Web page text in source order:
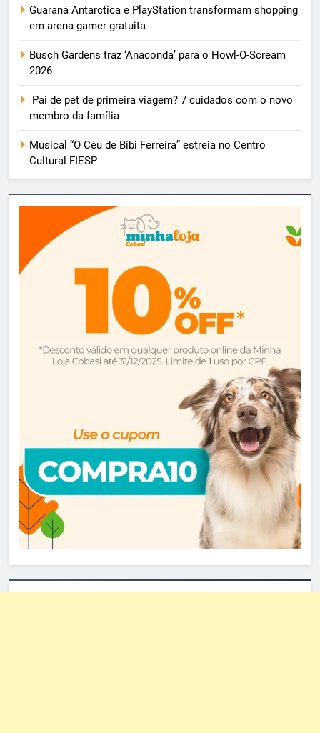
Guaraná Antarctica e PlayStation transformam shopping
em arena gamer gratuita
Busch Gardens traz ‘Anaconda’ para o Howl-O-Scream
2026
Pai de pet de primeira viagem? 7 cuidados com o novo
membro da família
Musical “O Céu de Bibi Ferreira” estreia no Centro
Cultural FIESP